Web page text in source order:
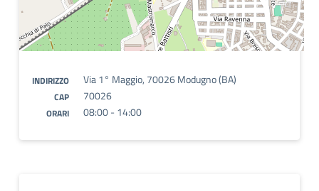
INDIRIZZO Via 1° Maggio, 70026 Modugno (BA)
CAP 70026
ORARI 08:00 - 14:00